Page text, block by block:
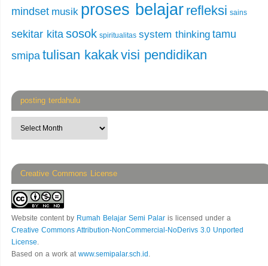
mindset musik proses belajar refleksi sains
sekitar kitasosok spiritualitas system thinking tamu
smipa tulisan kakakvisi pendidikan
posting terdahulu
Creative Commons License
Website contentby Rumah Belajar Semi Palar is licensed under a
Creative Commons Attribution-NonCommercial-NoDerivs 3.0 Unported
License.
Based on a work at www.semipalar.sch.id .